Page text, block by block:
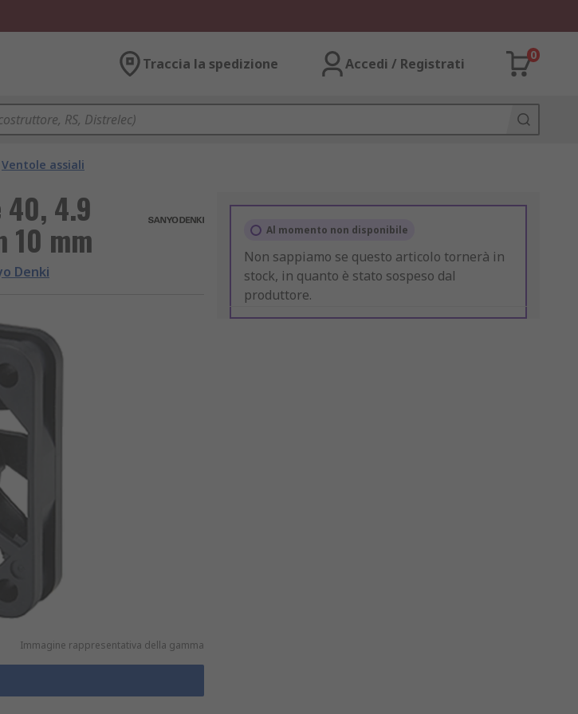
Traccia la spedizione Accedi / Registrati
0
Ventole assiali
40, 4.9
10 mm
Denki
Immagine rappresentativa della gamma
Al momento non disponibile
Non sappiamo se questo articolo tornerà in
stock, in quanto è stato sospeso dal
produttore.